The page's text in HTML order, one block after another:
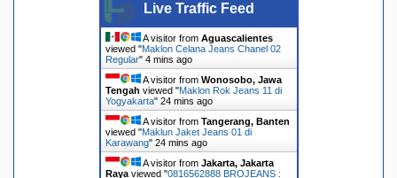
Live Traffic Feed
A visitor from Aguascalientes
viewed "Maklon Celana Jeans Chanel 02
Regular" 4 mins ago
A visitor from Wonosobo, Jawa
Tengah viewed "Maklon Rok Jeans 11 di
Yogyakarta" 24 mins ago
A visitor from Tangerang, Banten
viewed "Maklun Jaket Jeans 01 di
Karawang" 24 mins ago
A visitor from Jakarta, Jakarta
Rayaviewed "0816562888 BROJEANS :